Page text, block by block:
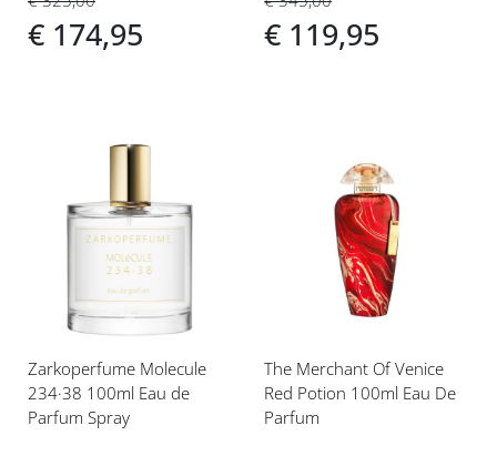
€ 174,95 € 119,95
toe
aan
verlanglijst
Zarkoperfume Molecule
234·38 100ml Eau de
Parfum Spray
verlanglijst
The Merchant Of Venice
Red Potion 100ml Eau De
Parfum